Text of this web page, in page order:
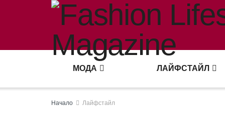
МОДА ЛАЙФСТАЙЛ
Начало Лайфстайл